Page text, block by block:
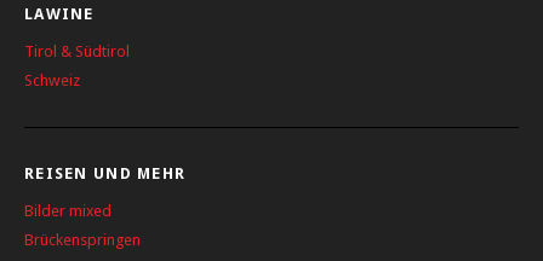
LAWINE
Tirol & Südtirol
Schweiz
REISEN UND MEHR
Bilder mixed
Brückenspringen